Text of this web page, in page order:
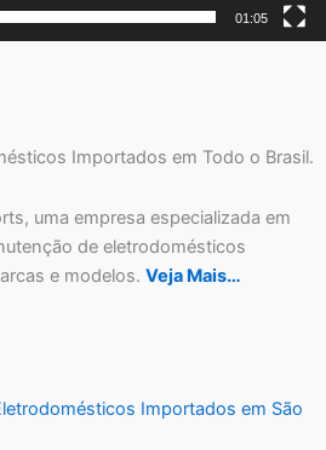
01:05
Importados em Todo o Brasil.
uma empresa especializada em
de eletrodomésticos
e modelos. Veja Mais…
Importados em São